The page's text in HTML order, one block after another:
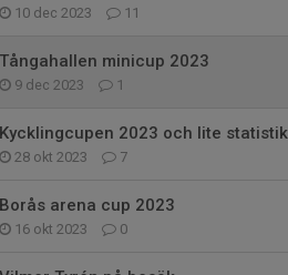
10 dec 2023 11
Tångahallen minicup 2023
9 dec 2023 1
Kycklingcupen 2023 och lite statistik
28 okt 2023 7
Borås arena cup 2023
16 okt 2023 0